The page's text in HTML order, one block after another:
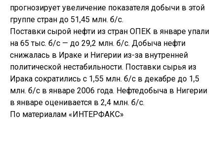
прогнозирует увеличение показателя добычи в этой
группе стран до 51,45 млн. б/с.
Поставки сырой нефти из стран ОПЕК в январе упали
на 65 тыс. б/с — до 29,2 млн. б/с. Добыча нефти
снижалась в Ираке и Нигерии из-за внутренней
политической нестабильности. Поставки сырья из
Ирака сократились с 1,55 млн. б/с в декабре до 1,5
млн. б/с в январе 2006 года. Нефтедобыча в Нигерии
в январе оценивается в 2,4 млн. б/с.
По материалам «ИНТЕРФАКС»